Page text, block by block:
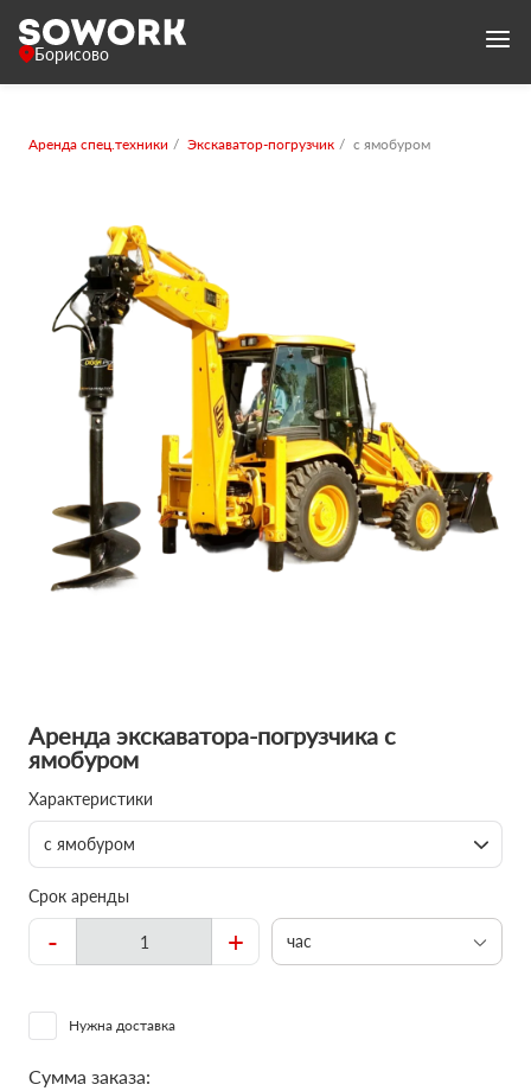
Борисово
Аренда спец.техники Экскаватор-погрузчик с ямобуром
Аренда экскаватора-погрузчика с
ямобуром
Характеристики
с ямобуром
Срок аренды
- + час
Нужна доставка
Сумма заказа: